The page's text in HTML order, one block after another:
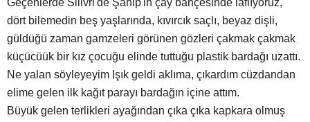
Geçenlerde Silivri'de Şahip'in çay bahçesinde laflıyoruz,
dört bilemedin beş yaşlarında, kıvırcık saçlı, beyaz dişli,
güldüğü zaman gamzeleri görünen gözleri çakmak çakmak
küçücüük bir kız çocuğu elinde tuttuğu plastik bardağı uzattı.
Ne yalan söyleyeyim Işık geldi aklıma, çıkardım cüzdandan
elime gelen ilk kağıt parayı bardağın içine attım.
Büyük gelen terlikleri ayağından çıka çıka kapkara olmuş